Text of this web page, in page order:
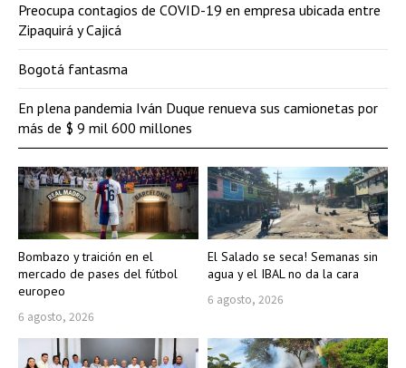
Bombazo y traición en el
mercado de pases del fútbol
europeo
6 agosto, 2026
El Salado se seca! Semanas sin
agua y el IBAL no da la cara
6 agosto, 2026
Preocupa contagios de COVID-19 en empresa ubicada entre
Zipaquirá y Cajicá
Bogotá fantasma
En plena pandemia Iván Duque renueva sus camionetas por
más de $ 9 mil 600 millones